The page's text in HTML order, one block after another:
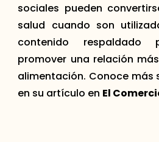
sociales pueden
salud cuando son
contenido
promover una relación
alimentación. Conoce más
en su artículo en El